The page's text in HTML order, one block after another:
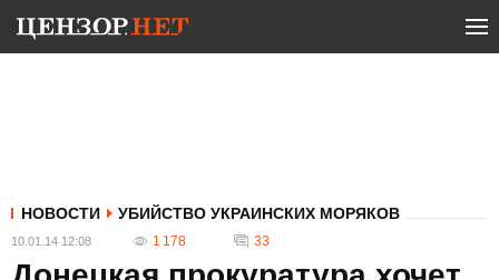
НОВОСТИ УБИЙСТВО УКРАИНСКИХ МОРЯКОВ
10.01.14 12:08 1 178 33